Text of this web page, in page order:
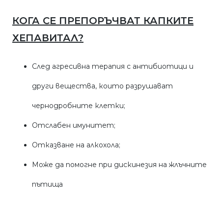
КОГА СЕ ПРЕПОРЪЧВАТ КАПКИТЕ
ХЕПАВИТАЛ?
След агресивна терапия с антибиотици и
други вещества, които разрушават
чернодробните клетки;
Отслабен имунитет;
Отказване на алкохола;
Може да помогне при дискинезия на жлъчните
пътища